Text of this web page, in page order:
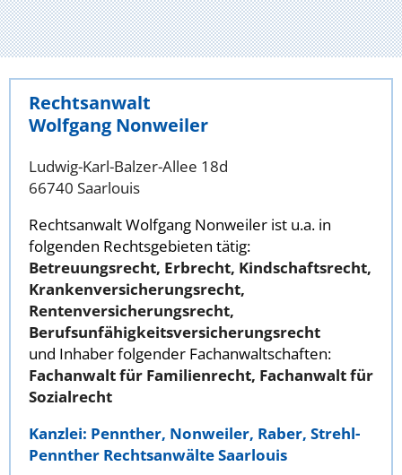
Rechtsanwalt
Wolfgang Nonweiler
Ludwig-Karl-Balzer-Allee 18d
66740 Saarlouis
Rechtsanwalt Wolfgang Nonweiler ist u.a. in
folgenden Rechtsgebieten tätig:
Betreuungsrecht, Erbrecht, Kindschaftsrecht,
Krankenversicherungsrecht,
Rentenversicherungsrecht,
Berufsunfähigkeitsversicherungsrecht
und Inhaber folgender Fachanwaltschaften:
Fachanwalt für Familienrecht, Fachanwalt für
Sozialrecht
Kanzlei: Pennther, Nonweiler, Raber, Strehl-
Pennther Rechtsanwälte Saarlouis